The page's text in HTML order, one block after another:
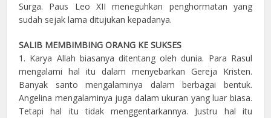
Surga. Paus Leo XII meneguhkan penghormatan yang
sudah sejak lama ditujukan kepadanya.
SALIB MEMBIMBING ORANG KE SUKSES
1. Karya Allah biasanya ditentang oleh dunia. Para Rasul
mengalami hal itu dalam menyebarkan Gereja Kristen.
Banyak santo mengalaminya dalam berbagai bentuk.
Angelina mengalaminya juga dalam ukuran yang luar biasa.
Tetapi hal itu tidak menggentarkannya. Justru hal itu